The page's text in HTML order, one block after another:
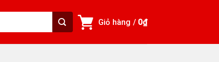
Giỏ hàng / 0₫